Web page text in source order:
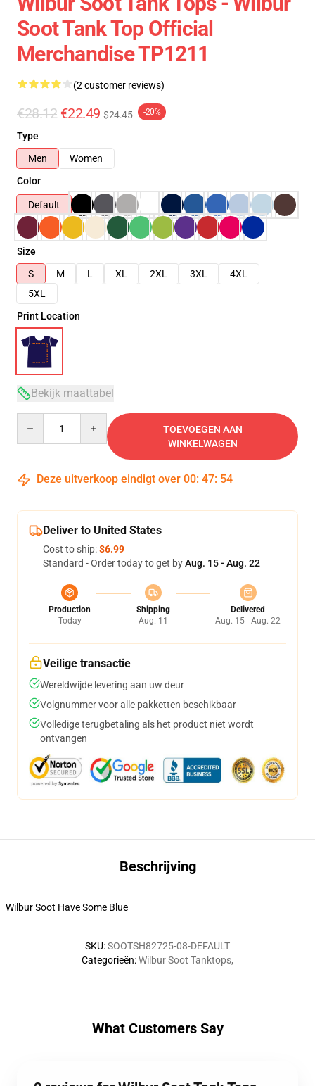
Soot Tank Top Official
Merchandise TP1211
(2 customer reviews)
€28.12 €22.49 $24.45 -20%
Type
Men
Women
Color
Default
Size
S
M L XL 2XL 3XL
4XL
5XL
Print Location
Bekijk maattabel
TOEVOEGEN AAN
WINKELWAGEN
Deze uitverkoop eindigt over 00: 47: 54
Deliver to United States
Cost to ship:$6.99
Standard - Order today to get byAug. 15 - Aug. 22
Production
Today
Shipping
Aug. 11
Delivered
Aug. 15 - Aug. 22
Veilige transactie
Wereldwijde levering aan uw deur
Volgnummer voor alle pakketten beschikbaar
Volledige terugbetaling als het product niet wordt
ontvangen
Beschrijving
Wilbur Soot Have Some Blue
SKU:SOOTSH82725-08-DEFAULT
Categorieën:Wilbur Soot Tanktops,
What Customers Say